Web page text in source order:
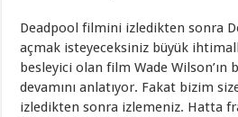
Deadpool filmini izledikten sonra
açmak isteyeceksiniz büyük
besleyici olan film Wade Wilson’ın
devamını anlatıyor. Fakat bizim
izledikten sonra izlemeniz. Hatta